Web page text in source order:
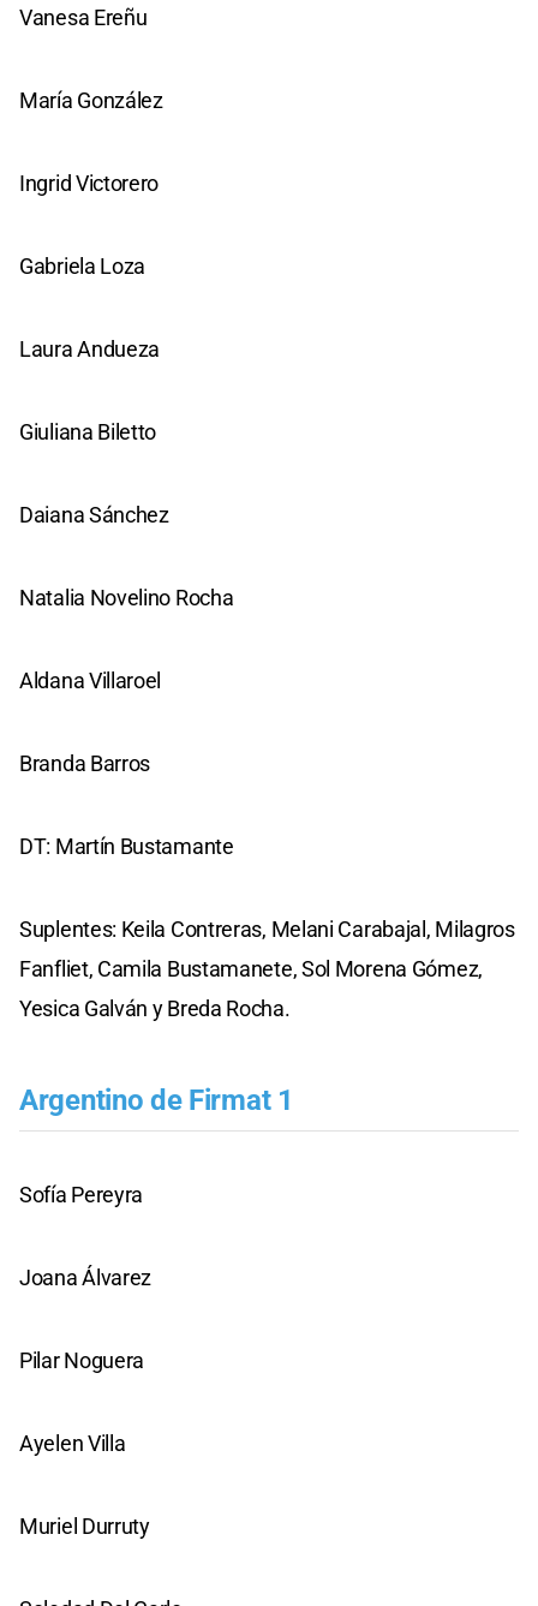
Vanesa Ereñu
María González
Ingrid Victorero
Gabriela Loza
Laura Andueza
Giuliana Biletto
Daiana Sánchez
Natalia Novelino Rocha
Aldana Villaroel
Branda Barros
DT: Martín Bustamante
Suplentes: Keila Contreras, Melani Carabajal, Milagros
Fanfliet, Camila Bustamanete, Sol Morena Gómez,
Yesica Galván y Breda Rocha.
Argentino de Firmat 1
Sofía Pereyra
Joana Álvarez
Pilar Noguera
Ayelen Villa
Muriel Durruty